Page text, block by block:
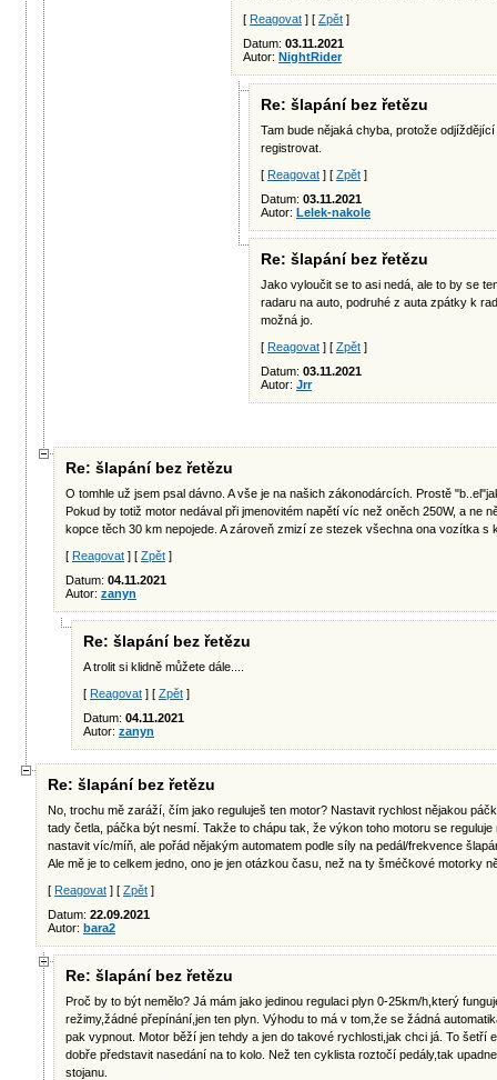
[ Reagovat ] [ Zpět ]
Datum: 03.11.2021
Autor: NightRider
Re: šlapání bez řetězu
Tam bude nějaká chyba, protože
registrovat.
[ Reagovat ] [ Zpět ]
Datum: 03.11.2021
Autor: Lelek-nakole
Re: šlapání bez řetězu
Jako vyloučit se to asi nedá, ale to by se
radaru na auto, podruhé z auta zpátky k
možná jo.
[ Reagovat ] [ Zpět ]
Datum: 03.11.2021
Autor: Jrr
Re: šlapání bez řetězu
O tomhle už jsem psal dávno. A vše je na našich zákonodárcích. Prostě
Pokud by totiž motor nedával při jmenovitém napětí víc než oněch 250W, a ne
kopce těch 30 km nepojede. A zároveň zmizí ze stezek všechna ona vozítka s
[ Reagovat ] [ Zpět ]
Datum: 04.11.2021
Autor: zanyn
Re: šlapání bez řetězu
A trolit si klidně můžete dále....
[ Reagovat ] [ Zpět ]
Datum: 04.11.2021
Autor: zanyn
Re: šlapání bez řetězu
No, trochu mě zaráží, čím jako reguluješ ten motor? Nastavit rychlost nějakou
tady četla, páčka být nesmí. Takže to chápu tak, že výkon toho motoru se
nastavit víc/míň, ale pořád nějakým automatem podle síly na pedál/frekvence
Ale mě je to celkem jedno, ono je jen otázkou času, než na ty šméčkové motorky
[ Reagovat ] [ Zpět ]
Datum: 22.09.2021
Autor: bara2
Re: šlapání bez řetězu
Proč by to být nemělo? Já mám jako jedinou regulaci plyn 0-25km/h,který
režimy,žádné přepínání,jen ten plyn. Výhodu to má v tom,že se žádná
pak vypnout. Motor běží jen tehdy a jen do takové rychlosti,jak chci já. To šetří
dobře představit nasedání na to kolo. Než ten cyklista roztočí pedály,tak
stojanu.